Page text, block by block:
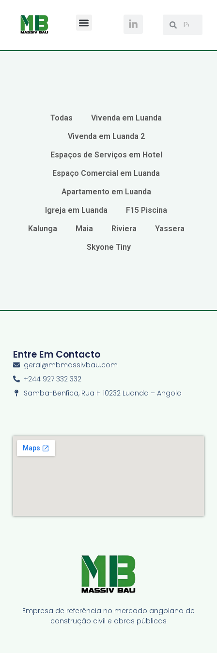
Todas
Vivenda em Luanda
Vivenda em Luanda 2
Espaços de Serviços em Hotel
Espaço Comercial em Luanda
Apartamento em Luanda
Igreja em Luanda
F15 Piscina
Kalunga
Maia Riviera
Yassera
Skyone Tiny
Empresa de referência no mercado angolano de
construção civil e obras públicas
Entre Em Contacto
geral@mbmassivbau.com
+244 927 332 332
Samba-Benfica, Rua H 10232 Luanda – Angola